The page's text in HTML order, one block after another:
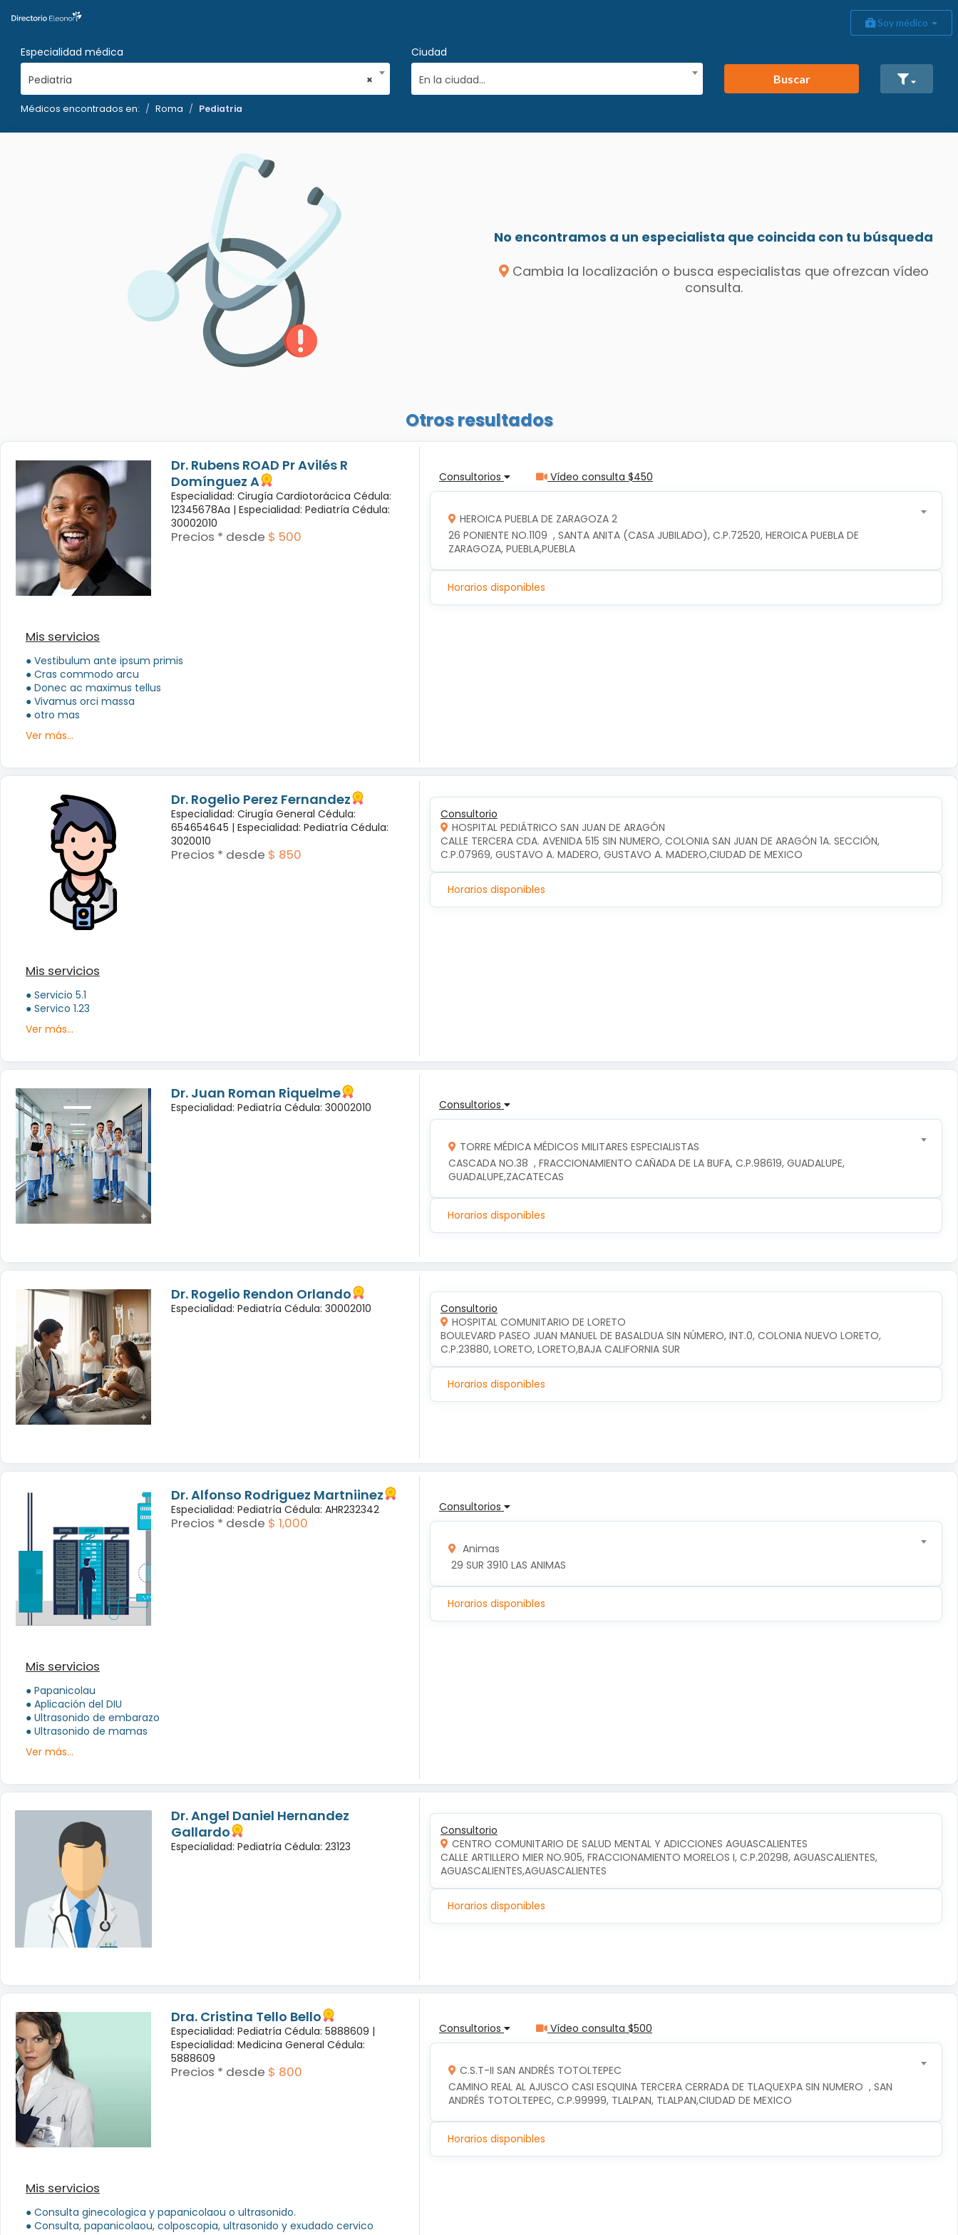
Soy médico
Especialidad médica
×
Pediatria
Ciudad
En la ciudad...
Buscar
Médicos encontrados en: Roma Pediatria
No encontramos a un especialista que coincida con tu búsqueda
Cambia la localización o busca especialistas que ofrezcan vídeo
consulta.
Otros resultados
Dr. Rubens ROAD Pr Avilés R
Domínguez A
Especialidad: Cirugía Cardiotorácica Cédula:
12345678Aa | Especialidad: Pediatría Cédula:
30002010
Precios * desde $ 500
Mis servicios
● Vestibulum ante ipsum primis
● Cras commodo arcu
● Donec ac maximus tellus
● Vivamus orci massa
● otro mas
Ver más...
Consultorios Vídeo consulta $450
HEROICA PUEBLA DE ZARAGOZA 2
26 PONIENTE NO.1109  , SANTA ANITA (CASA JUBILADO), C.P.72520, HEROICA PUEBLA DE
ZARAGOZA, PUEBLA,PUEBLA
Horarios disponibles
Dr. Rogelio Perez Fernandez
Especialidad: Cirugía General Cédula:
654654645 | Especialidad: Pediatría Cédula:
3020010
Precios * desde $ 850
Mis servicios
● Servicio 5.1
● Servico 1.23
Ver más...
Consultorio
HOSPITAL PEDIÁTRICO SAN JUAN DE ARAGÓN
CALLE TERCERA CDA. AVENIDA 515 SIN NUMERO, COLONIA SAN JUAN DE ARAGÓN 1A. SECCIÓN,
C.P.07969, GUSTAVO A. MADERO, GUSTAVO A. MADERO,CIUDAD DE MEXICO
Horarios disponibles
Dr. Juan Roman Riquelme
Especialidad: Pediatría Cédula: 30002010 Consultorios
TORRE MÉDICA MÉDICOS MILITARES ESPECIALISTAS
CASCADA NO.38  , FRACCIONAMIENTO CAÑADA DE LA BUFA, C.P.98619, GUADALUPE,
GUADALUPE,ZACATECAS
Horarios disponibles
Dr. Rogelio Rendon Orlando
Especialidad: Pediatría Cédula: 30002010
Consultorio
HOSPITAL COMUNITARIO DE LORETO
BOULEVARD PASEO JUAN MANUEL DE BASALDUA SIN NÚMERO, INT.0, COLONIA NUEVO LORETO,
C.P.23880, LORETO, LORETO,BAJA CALIFORNIA SUR
Horarios disponibles
Dr. Alfonso Rodriguez Martniinez
Especialidad: Pediatría Cédula: AHR232342
Precios * desde $ 1,000
Mis servicios
● Papanicolau
● Aplicación del DIU
● Ultrasonido de embarazo
● Ultrasonido de mamas
Ver más...
Consultorios
Animas
29 SUR 3910 LAS ANIMAS
Horarios disponibles
Dr. Angel Daniel Hernandez
Gallardo
Especialidad: Pediatría Cédula: 23123
Consultorio
CENTRO COMUNITARIO DE SALUD MENTAL Y ADICCIONES AGUASCALIENTES
CALLE ARTILLERO MIER NO.905, FRACCIONAMIENTO MORELOS I, C.P.20298, AGUASCALIENTES,
AGUASCALIENTES,AGUASCALIENTES
Horarios disponibles
Dra. Cristina Tello Bello
Especialidad: Pediatría Cédula: 5888609 |
Especialidad: Medicina General Cédula:
5888609
Precios * desde $ 800
Mis servicios
● Consulta ginecologica y papanicolaou o ultrasonido.
● Consulta, papanicolaou, colposcopia, ultrasonido y exudado cervico
Consultorios Vídeo consulta $500
C.S.T-II SAN ANDRÉS TOTOLTEPEC
CAMINO REAL AL AJUSCO CASI ESQUINA TERCERA CERRADA DE TLAQUEXPA SIN NUMERO  , SAN
ANDRÉS TOTOLTEPEC, C.P.99999, TLALPAN, TLALPAN,CIUDAD DE MEXICO
Horarios disponibles